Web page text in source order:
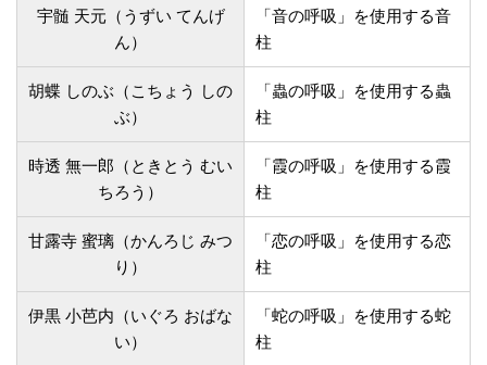
宇髄 天元（うずい てんげ
ん）
「音の呼吸」を使用する音
柱
胡蝶 しのぶ（こちょう しの
ぶ）
「蟲の呼吸」を使用する蟲
柱
時透 無一郎（ときとう むい
ちろう）
「霞の呼吸」を使用する霞
柱
甘露寺 蜜璃（かんろじ みつ
り）
「恋の呼吸」を使用する恋
柱
伊黒 小芭内（いぐろ おばな
い）
「蛇の呼吸」を使用する蛇
柱